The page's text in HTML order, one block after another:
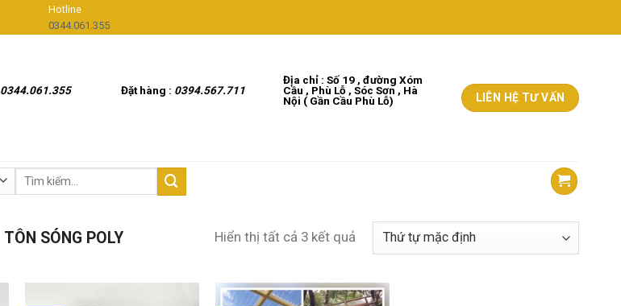
Hotline
0344.061.355
0344.061.355 Đặt hàng : 0394.567.711
Địa chỉ : Số 19 , đường Xóm
Cầu , Phù Lỗ , Sóc Sơn , Hà
Nội ( Gần Cầu Phù Lỗ) LIÊN HỆ TƯ VẤN
Tìm
TÔN SÓNG POLY Hiển thị tất cả 3 kết quả